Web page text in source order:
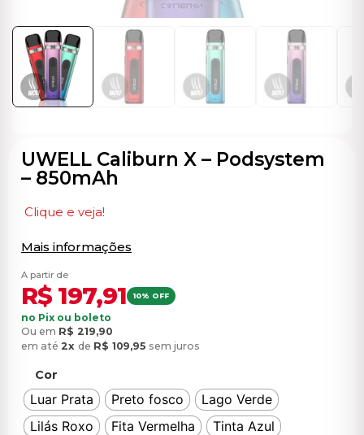
UWELL Caliburn X – Podsystem
– 850mAh
Clique e veja!
Mais informações
A partir de
R$197,91 10% OFF
no Pix ou boleto
Ou em R$ 219,90
em até 2x de R$ 109,95 sem juros
Cor
Luar Prata Preto fosco
Lago Verde
Lilás Roxo
Fita Vermelha Tinta Azul